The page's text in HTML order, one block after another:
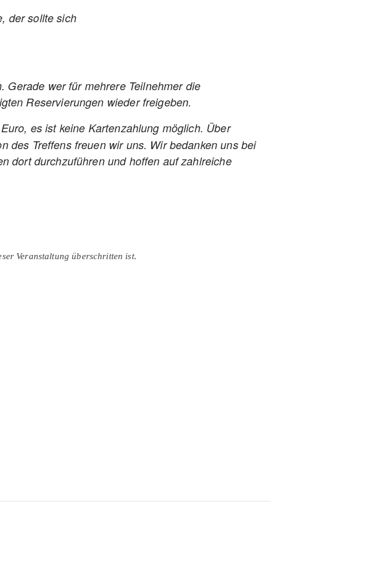
der sollte sich
Gerade wer für mehrere Teilnehmer die
Reservierungen wieder freigeben.
es ist keine Kartenzahlung möglich. Über
des Treffens freuen wir uns. Wir bedanken uns bei
dort durchzuführen und hoffen auf zahlreiche
Veranstaltung überschritten ist.